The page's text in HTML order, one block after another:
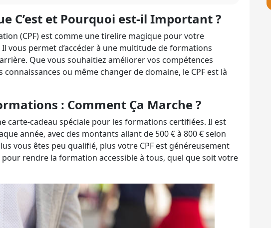
C’est et Pourquoi est-il Important ?
(CPF) est comme une tirelire magique pour votre
vous permet d’accéder à une multitude de formations
Que vous souhaitiez améliorer vos compétences
ou même changer de domaine, le CPF est là
: Comment Ça Marche ?
carte-cadeau spéciale pour les formations certifiées. Il est
année, avec des montants allant de 500 € à 800 € selon
vous êtes peu qualifié, plus votre CPF est généreusement
pour rendre la formation accessible à tous, quel que soit votre